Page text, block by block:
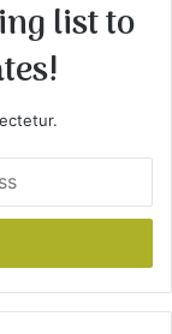
list to